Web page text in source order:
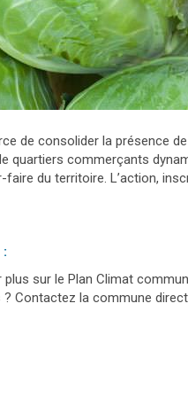
de consolider la présence
quartiers commerçants
faire du territoire. L’action,
plus sur le Plan Climat
? Contactez la commune